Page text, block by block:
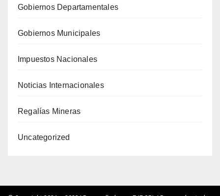
Gobiernos Departamentales
Gobiernos Municipales
Impuestos Nacionales
Noticias Internacionales
Regalías Mineras
Uncategorized